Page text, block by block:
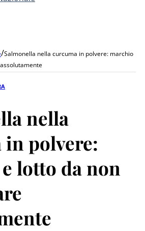
/Salmonella nella curcuma in polvere: marchio
nella
in polvere:
lotto da non